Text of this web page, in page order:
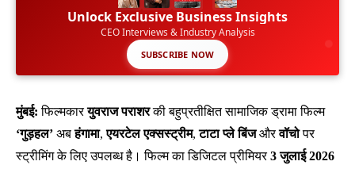
Unlock Exclusive Business Insights
CEO Interviews & Industry Analysis
SUBSCRIBE NOW
मुंबई: फिल्मकारयुवराज पराशरकी बहुप्रतीक्षित सामाजिक ड्रामा फिल्म
‘गुड़हल’ अबहंगामा,एयरटेल एक्सस्ट्रीम,टाटा प्ले बिंजऔरवॉचोपर
स्ट्रीमिंग के लिए उपलब्ध है। फिल्म का डिजिटल प्रीमियर3 जुलाई 2026